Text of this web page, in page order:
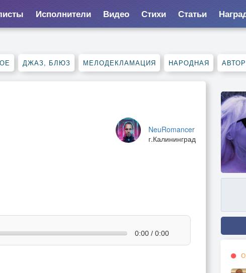
Исполнители Видео Стихи Статьи
ДЖАЗ, БЛЮЗ МЕЛОДЕКЛАМАЦИЯ НАРОДНАЯ
NeuRomancer
г.Калининград
0:00 / 0:00